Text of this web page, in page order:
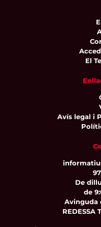
El
Avís legal i
De
de
Avinguda
REDESSA